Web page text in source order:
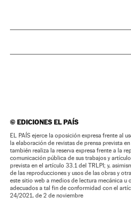
©EDICIONES EL PAÍS
EL PAÍS ejerce la oposición expresa frente al
la elaboración de revistas de prensa prevista
también realiza la reserva expresa frente a la
comunicación pública de sus trabajos y
prevista en el artículo 33.1 del TRLPI; y,
de las reproducciones y usos de las obras y
este sitio web a medios de lectura mecánica u
adecuados a tal fin de conformidad con el
24/2021, de 2 de noviembre